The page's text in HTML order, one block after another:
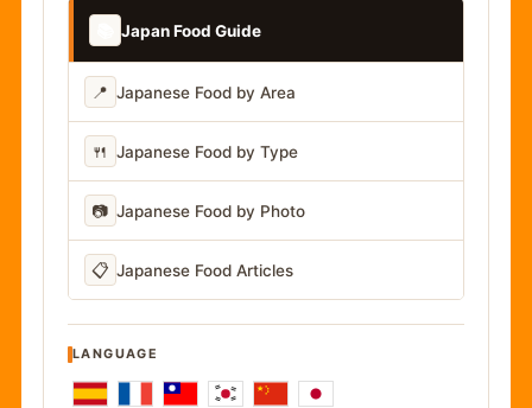
Japan Food Guide
📍 Japanese Food by Area
🍴 Japanese Food by Type
📷 Japanese Food by Photo
📋 Japanese Food Articles
LANGUAGE